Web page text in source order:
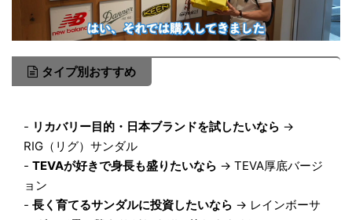
タイプ別おすすめ
- リカバリー目的・日本ブランドを試したいなら →
RIG（リグ）サンダル
- TEVAが好きで身長も盛りたいなら → TEVA厚底バージ
ョン
- 長く育てるサンダルに投資したいなら → レインボーサ